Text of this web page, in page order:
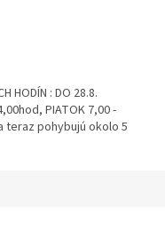
HODÍN : DO 28.8.
PIATOK 7,00 -
teraz pohybujú okolo 5